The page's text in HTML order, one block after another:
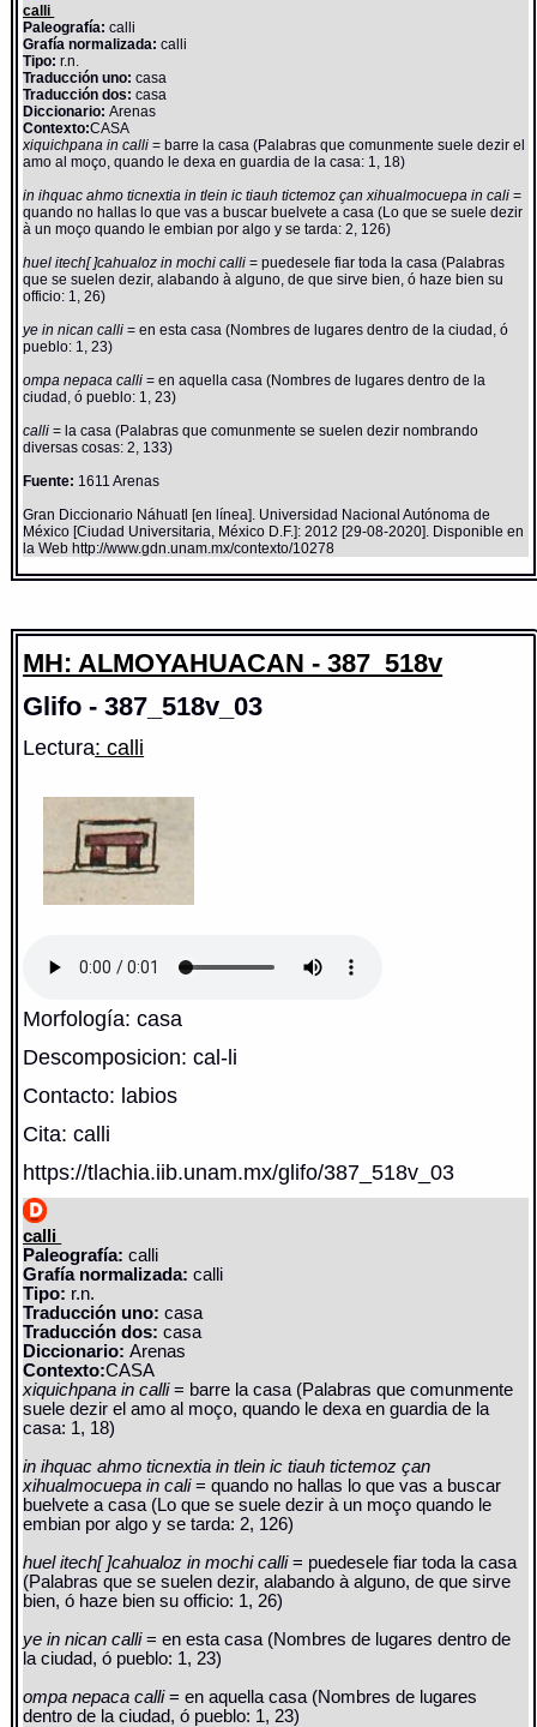
calli
Paleografía: calli
Grafía normalizada: calli
Tipo: r.n.
Traducción uno: casa
Traducción dos: casa
Diccionario:Arenas
Contexto:CASA
xiquichpana in calli= barre la casa (Palabras que comunmente suele dezir el
amo al moço, quando le dexa en guardia de la casa: 1, 18)
in ihquac ahmo ticnextia in tlein ic tiauh tictemoz çan xihualmocuepa in cali=
quando no hallas lo que vas a buscar buelvete a casa (Lo que se suele dezir
à un moço quando le embian por algo y se tarda: 2, 126)
huel itech[ ]cahualoz in mochi calli= puedesele fiar toda la casa (Palabras
que se suelen dezir, alabando à alguno, de que sirve bien, ó haze bien su
officio: 1, 26)
ye in nican calli= en esta casa (Nombres de lugares dentro de la ciudad, ó
pueblo: 1, 23)
ompa nepaca calli= en aquella casa (Nombres de lugares dentro de la
ciudad, ó pueblo: 1, 23)
calli= la casa (Palabras que comunmente se suelen dezir nombrando
diversas cosas: 2, 133)
Fuente: 1611 Arenas
Gran Diccionario Náhuatl [en línea]. Universidad Nacional Autónoma de
México [Ciudad Universitaria, México D.F.]: 2012 [29-08-2020]. Disponible en
la Web http://www.gdn.unam.mx/contexto/10278
MH: ALMOYAHUACAN - 387_518v
Glifo - 387_518v_03
Lectura: calli
Morfología: casa
Descomposicion: cal-li
Contacto: labios
Cita: calli
https://tlachia.iib.unam.mx/glifo/387_518v_03
calli
Paleografía: calli
Grafía normalizada: calli
Tipo: r.n.
Traducción uno: casa
Traducción dos: casa
Diccionario:Arenas
Contexto:CASA
xiquichpana in calli= barre la casa (Palabras que comunmente
suele dezir el amo al moço, quando le dexa en guardia de la
casa: 1, 18)
in ihquac ahmo ticnextia in tlein ic tiauh tictemoz çan
xihualmocuepa in cali= quando no hallas lo que vas a buscar
buelvete a casa (Lo que se suele dezir à un moço quando le
embian por algo y se tarda: 2, 126)
huel itech[ ]cahualoz in mochi calli= puedesele fiar toda la casa
(Palabras que se suelen dezir, alabando à alguno, de que sirve
bien, ó haze bien su officio: 1, 26)
ye in nican calli= en esta casa (Nombres de lugares dentro de
la ciudad, ó pueblo: 1, 23)
ompa nepaca calli= en aquella casa (Nombres de lugares
dentro de la ciudad, ó pueblo: 1, 23)